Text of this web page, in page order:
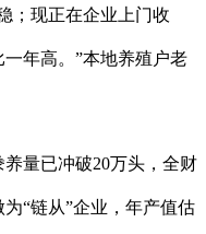
现正在企业上门收
年高。”本地养殖户老
量已冲破20万头，全财
“链从”企业，年产值估